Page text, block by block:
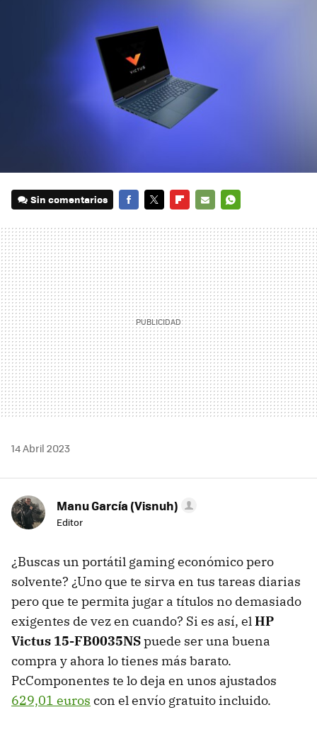
Sin comentarios
MAIL
14 Abril 2023
Manu García (Visnuh)
Editor
¿Buscas un portátil gaming económico pero
solvente? ¿Uno que te sirva en tus tareas diarias
pero que te permita jugar a títulos no demasiado
exigentes de vez en cuando? Si es así, elHP
Victus 15-FB0035NSpuede ser una buena
compra y ahora lo tienes más barato.
PcComponentes te lo deja en unos ajustados
629,01 euros con el envío gratuito incluido.